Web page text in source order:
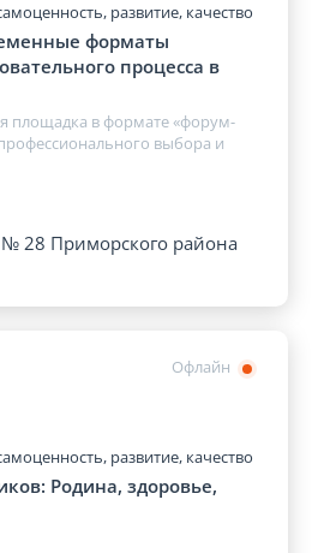
развитие, качество
форматы
процесса в
площадка в формате «форум-
выбора и
28 Приморского района
Офлайн
развитие, качество
Родина, здоровье,